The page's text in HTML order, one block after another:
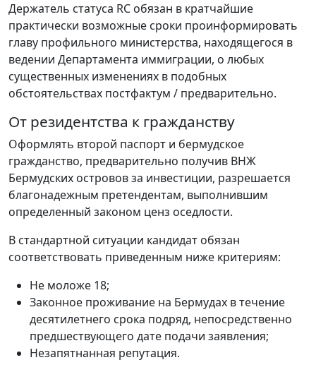
Держатель статуса RC обязан в кратчайшие
практически возможные сроки проинформировать
главу профильного министерства, находящегося в
ведении Департамента иммиграции, о любых
существенных изменениях в подобных
обстоятельствах постфактум / предварительно.
От резидентства к гражданству
Оформлять второй паспорт и бермудское
гражданство, предварительно получив ВНЖ
Бермудских островов за инвестиции, разрешается
благонадежным претендентам, выполнившим
определенный законом ценз оседлости.
В стандартной ситуации кандидат обязан
соответствовать приведенным ниже критериям:
Не моложе 18;
Законное проживание на Бермудах в течение
десятилетнего срока подряд, непосредственно
предшествующего дате подачи заявления;
Незапятнанная репутация.